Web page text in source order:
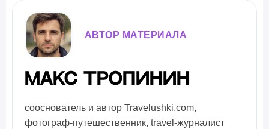
АВТОР МАТЕРИАЛА
Макс Тропинин
сооснователь и автор Travelushki.com,
фотограф-путешественник, travel-журналист